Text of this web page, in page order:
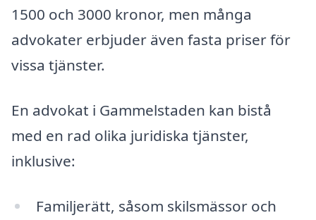
1500 och 3000 kronor, men många
advokater erbjuder även fasta priser för
vissa tjänster.
En advokat i Gammelstaden kan bistå
med en rad olika juridiska tjänster,
inklusive:
Familjerätt, såsom skilsmässor och